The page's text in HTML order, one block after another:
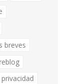
breves
privacidad